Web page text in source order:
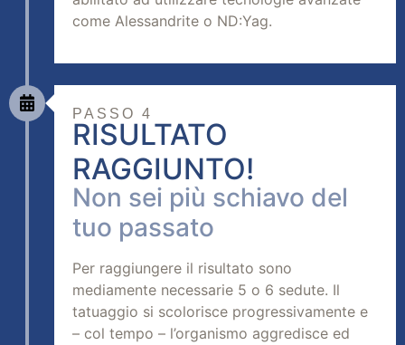
come Alessandrite o ND:Yag.
PASSO 4
RISULTATO
RAGGIUNTO!
Non sei più schiavo del
tuo passato
Per raggiungere il risultato sono
mediamente necessarie 5 o 6 sedute. Il
tatuaggio si scolorisce progressivamente e
– col tempo – l’organismo aggredisce ed